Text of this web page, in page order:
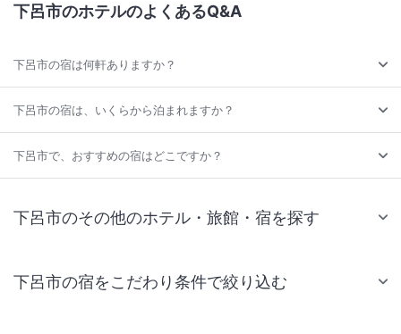
下呂市のホテルのよくあるQ&A
下呂市の宿は何軒ありますか？
下呂市の宿は、いくらから泊まれますか？
下呂市で、おすすめの宿はどこですか？
下呂市のその他のホテル・旅館・宿を探す
下呂市の宿をこだわり条件で絞り込む